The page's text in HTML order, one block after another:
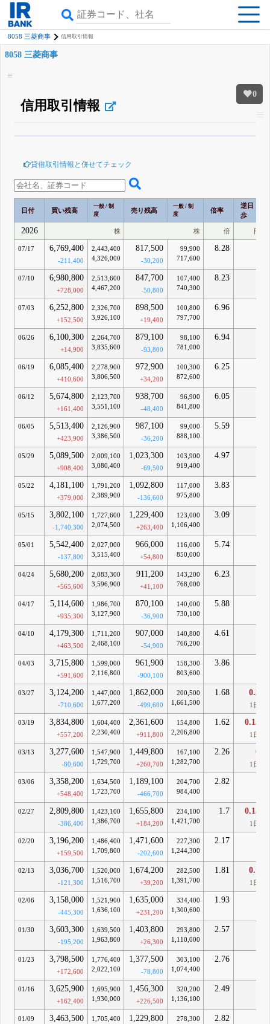
8058 三菱商事 信用取引情報
0
8058 三菱商事
信用取引情報
登録すると永久30%OFFと米株版の先行利用も付きます
貸借取引情報と併せてチェック
日付 買い残高
一般 / 制
度
売り残高
一般 / 制
度
倍率
逆日
歩
2026 株 株 倍 円
07/17 6,769,400
-211,400
2,443,400
4,326,000
817,500
-30,200
99,900
717,600
8.28
07/10 6,980,800
+728,000
2,513,600
4,467,200
847,700
-50,800
107,400
740,300
8.23
07/03 6,252,800
+152,500
2,326,700
3,926,100
898,500
+19,400
100,800
797,700
6.96
06/26 6,100,300
+14,900
2,264,700
3,835,600
879,100
-93,800
98,100
781,000
6.94
06/19 6,085,400
+410,600
2,278,900
3,806,500
972,900
+34,200
100,300
872,600
6.25
06/12 5,674,800
+161,400
2,123,700
3,551,100
938,700
-48,400
96,900
841,800
6.05
06/05 5,513,400
+423,900
2,126,900
3,386,500
987,100
-36,200
99,000
888,100
5.59
05/29 5,089,500
+908,400
2,009,100
3,080,400
1,023,300
-69,500
103,900
919,400
4.97
05/22 4,181,100
+379,000
1,791,200
2,389,900
1,092,800
-136,600
117,000
975,800
3.83
05/15 3,802,100
-1,740,300
1,727,600
2,074,500
1,229,400
+263,400
123,000
1,106,400
3.09
05/01 5,542,400
-137,800
2,027,000
3,515,400
966,000
+54,800
116,000
850,000
5.74
04/24 5,680,200
+565,600
2,083,300
3,596,900
911,200
+41,100
143,200
768,000
6.23
04/17 5,114,600
+935,300
1,986,700
3,127,900
870,100
-36,900
140,000
730,100
5.88
04/10 4,179,300
+463,500
1,711,200
2,468,100
907,000
-54,900
140,800
766,200
4.61
04/03 3,715,800
+591,600
1,599,000
2,116,800
961,900
-900,100
158,300
803,600
3.86
03/27 3,124,200
-710,600
1,447,000
1,677,200
1,862,000
-499,600
200,500
1,661,500
1.68 0.3
1日
03/19 3,834,800
+557,200
1,604,400
2,230,400
2,361,600
+911,800
154,800
2,206,800
1.62 0.15
1日
03/13 3,277,600
-80,600
1,547,900
1,729,700
1,449,800
+260,700
167,100
1,282,700
2.26 0
1日
03/06 3,358,200
+548,400
1,634,500
1,723,700
1,189,100
-466,700
204,700
984,400
2.82
02/27 2,809,800
-386,400
1,423,100
1,386,700
1,655,800
+184,200
234,100
1,421,700
1.7 0.15
1日
02/20 3,196,200
+159,500
1,486,400
1,709,800
1,471,600
-202,600
227,300
1,244,300
2.17
02/13 3,036,700
-121,300
1,520,000
1,516,700
1,674,200
+39,200
282,500
1,391,700
1.81 0.1
1日
02/06 3,158,000
-445,300
1,521,900
1,636,100
1,635,000
+231,200
334,400
1,300,600
1.93
01/30 3,603,300
-195,200
1,639,500
1,963,800
1,403,800
+26,300
293,800
1,110,000
2.57
01/23 3,798,500
+172,600
1,776,400
2,022,100
1,377,500
-78,800
303,100
1,074,400
2.76
01/16 3,625,900
+162,400
1,695,900
1,930,000
1,456,300
+226,500
320,200
1,136,100
2.49
01/09 3,463,500
1,705,400
1,229,800
278,300
2.82